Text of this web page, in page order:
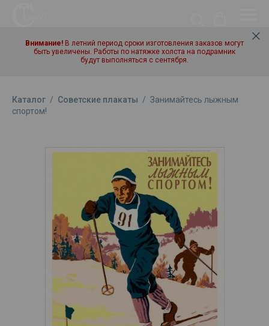
Внимание! В летний период сроки изготовления заказов могут
быть увеличены. Работы по натяжке холста на подрамник
будут выполняться с сентября.
Каталог / Советские плакаты / Занимайтесь лыжным
спортом!